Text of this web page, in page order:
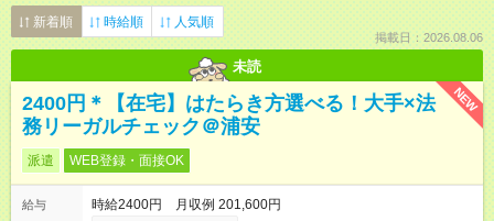
新着順 時給順 人気順
掲載日：2026.08.06
未読
NEW
2400円＊【在宅】はたらき方選べる！大手×法
務リーガルチェック＠浦安
派遣 WEB登録・面接OK
給与
時給2400円 月収例 201,600円